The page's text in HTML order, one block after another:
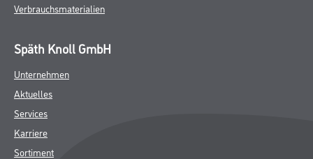
Verbrauchsmaterialien
Späth Knoll GmbH
Unternehmen
Aktuelles
Services
Karriere
Sortiment